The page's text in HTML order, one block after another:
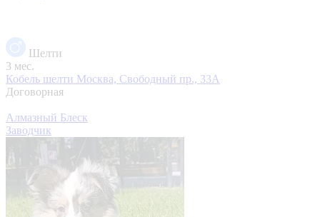
Шелти
3 мес.
Кобель шелти Москва, Свободный пр., 33А
Договорная
Алмазный Блеск
Заводчик